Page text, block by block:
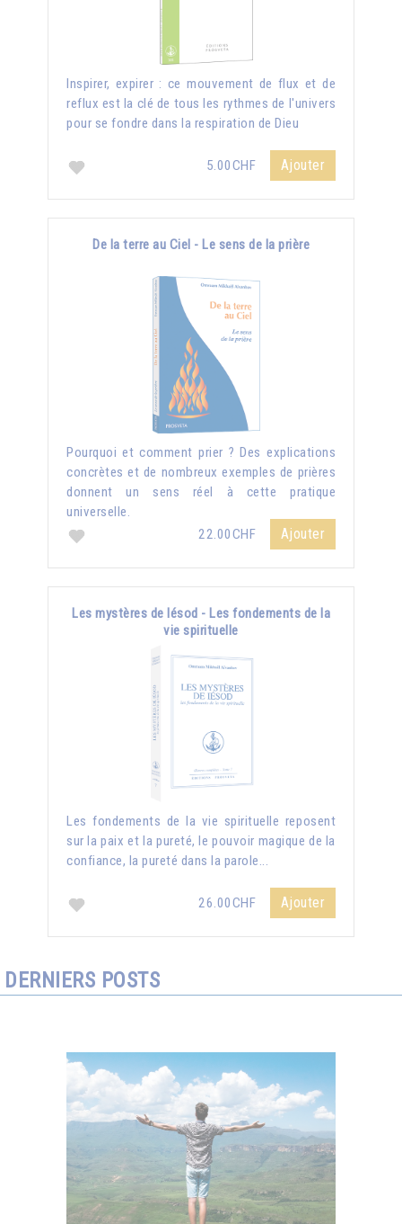
Inspirer, expirer : ce mouvement de flux et de
reflux est la clé de tous les rythmes de l'univers
pour se fondre dans la respiration de Dieu
5.00CHF Ajouter
De la terre au Ciel - Le sens de la prière
Pourquoi et comment prier ? Des explications
concrètes et de nombreux exemples de prières
donnent un sens réel à cette pratique
universelle.
22.00CHF
Ajouter
Les mystères de Iésod - Les fondements de la
vie spirituelle
Les fondements de la vie spirituelle reposent
sur la paix et la pureté, le pouvoir magique de la
confiance, la pureté dans la parole...
26.00CHF Ajouter
DERNIERS POSTS